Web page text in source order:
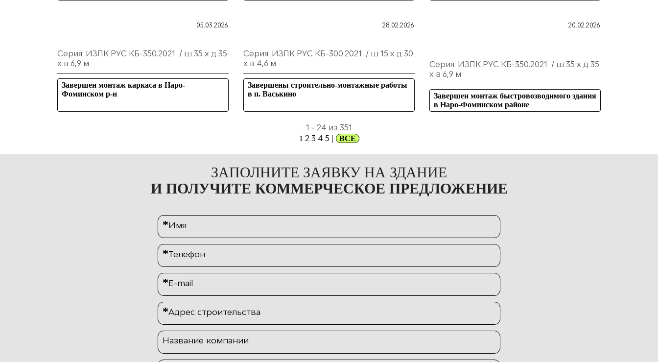
05.03.2026
Серия: ИЗЛК РУС КБ-350.2021 / ш 35 х д 35
х в 6,9 м
Завершен монтаж каркаса в Наро-
Фоминском р-н
28.02.2026
Серия: ИЗЛК РУС КБ-300.2021 / ш 15 х д 30
х в 4,6 м
Завершены строительно-монтажные работы
в п. Васькино
20.02.2026
Серия: ИЗЛК РУС КБ-350.2021 / ш 35 х д 35
х в 6,9 м
Завершен монтаж быстровозводимого здания
в Наро-Фоминском районе
1 - 24 из 351
1 2 3 4 5 ВСЕ
ЗАПОЛНИТЕ ЗАЯВКУ НА ЗДАНИЕ
И ПОЛУЧИТЕ КОММЕРЧЕСКОЕ ПРЕДЛОЖЕНИЕ
*Имя
*Телефон
*E-mail
*Адрес строительства
Название компании